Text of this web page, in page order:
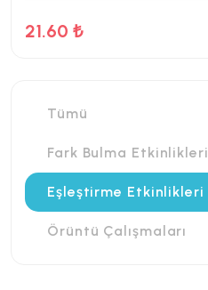
Tümü
Fark Bulma Etkinlikleri
Eşleştirme Etkinlikleri
Örüntü Çalışmaları
21.60 ₺